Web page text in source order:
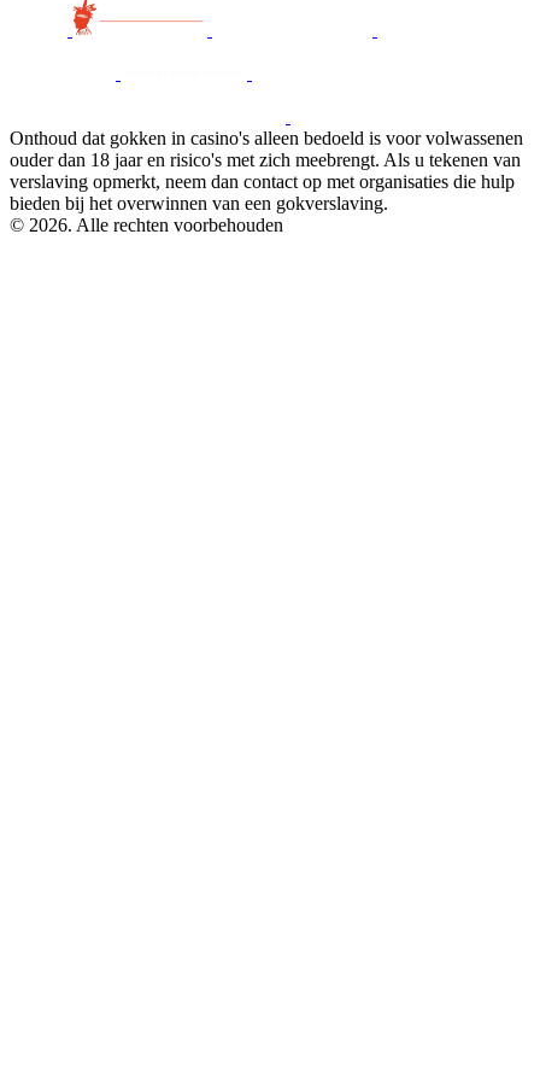
Onthoud dat gokken in casino's alleen bedoeld is voor volwassenen
ouder dan 18 jaar en risico's met zich meebrengt. Als u tekenen van
verslaving opmerkt, neem dan contact op met organisaties die hulp
bieden bij het overwinnen van een gokverslaving.
© 2026. Alle rechten voorbehouden